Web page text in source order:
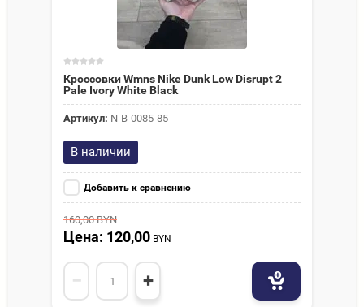
Кроссовки Wmns Nike Dunk Low Disrupt 2
Pale Ivory White Black
Артикул: N-В-0085-85
В наличии
Добавить к сравнению
160,00BYN
Цена: 120,00 BYN
− +